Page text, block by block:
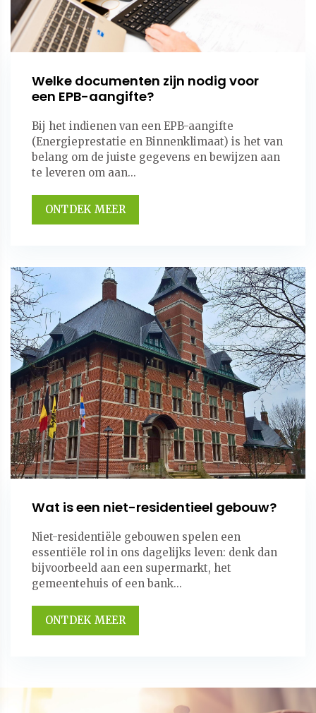
Welke documenten zijn nodig voor
een EPB-aangifte?
Bij het indienen van een EPB-aangifte
(Energieprestatie en Binnenklimaat) is het van
belang om de juiste gegevens en bewijzen aan
te leveren om aan...
ONTDEK MEER
Wat is een niet-residentieel gebouw?
Niet-residentiële gebouwen spelen een
essentiële rol in ons dagelijks leven: denk dan
bijvoorbeeld aan een supermarkt, het
gemeentehuis of een bank...
ONTDEK MEER